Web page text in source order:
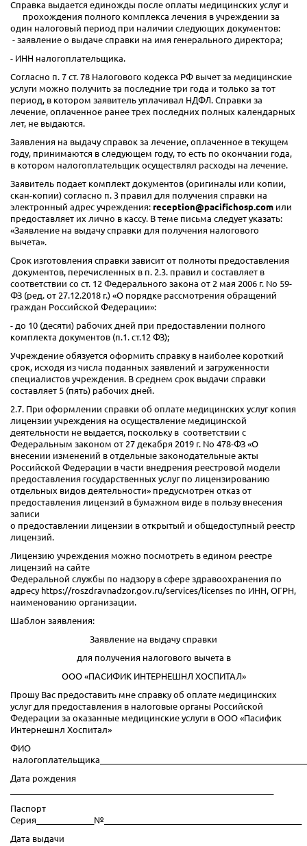
Справка выдается единожды после оплаты медицинских услуг и
прохождения полного комплекса лечения в учреждении за
один налоговый период при наличии следующих документов:
- заявление о выдаче справки на имя генерального директора;
- ИНН налогоплательщика.
Согласно п. 7 ст. 78 Налогового кодекса РФ вычет за медицинские
услуги можно получить за последние три года и только за тот
период, в котором заявитель уплачивал НДФЛ. Справки за
лечение, оплаченное ранее трех последних полных календарных
лет, не выдаются.
Заявления на выдачу справок за лечение, оплаченное в текущем
году, принимаются в следующем году, то есть по окончании года,
в котором налогоплательщик осуществлял расходы на лечение.
Заявитель подает комплект документов (оригиналы или копии,
скан-копии) согласно п. 3 правил для получения справки на
электронный адрес учреждения: reception@pacifichosp.com или
предоставляет их лично в кассу. В теме письма следует указать:
«Заявление на выдачу справки для получения налогового
вычета».
Срок изготовления справки зависит от полноты предоставления
документов, перечисленных в п. 2.3. правил и составляет в
соответствии со ст. 12 Федерального закона от 2 мая 2006 г. No 59-
ФЗ (ред. от 27.12.2018 г.) «О порядке рассмотрения обращений
граждан Российской Федерации»:
- до 10 (десяти) рабочих дней при предоставлении полного
комплекта документов (п.1. ст.12 ФЗ);
Учреждение обязуется оформить справку в наиболее короткий
срок, исходя из числа поданных заявлений и загруженности
специалистов учреждения. В среднем срок выдачи справки
составляет 5 (пять) рабочих дней.
2.7. При оформлении справки об оплате медицинских услуг копия
лицензии учреждения на осуществление медицинской
деятельности не выдается, поскольку в соответствии с
Федеральным законом от 27 декабря 2019 г. No 478-ФЗ «О
внесении изменений в отдельные законодательные акты
Российской Федерации в части внедрения реестровой модели
предоставления государственных услуг по лицензированию
отдельных видов деятельности» предусмотрен отказ от
предоставления лицензий в бумажном виде в пользу внесения
записи
о предоставлении лицензии в открытый и общедоступный реестр
лицензий.
Лицензию учреждения можно посмотреть в едином реестре
лицензий на сайте
Федеральной службы по надзору в сфере здравоохранения по
адресу https://roszdravnadzor.gov.ru/services/licenses по ИНН, ОГРН,
наименованию организации.
Шаблон заявления:
Заявление на выдачу справки
для получения налогового вычета в
ООО «ПАСИФИК ИНТЕРНЕШНЛ ХОСПИТАЛ»
Прошу Вас предоставить мне справку об оплате медицинских
услуг для предоставления в налоговые органы Российской
Федерации за оказанные медицинские услуги в ООО «Пасифик
Интернешнл Хоспитал»
ФИО
Дата рождения
Паспорт
Серия______________№________________________________________________
Дата выдачи